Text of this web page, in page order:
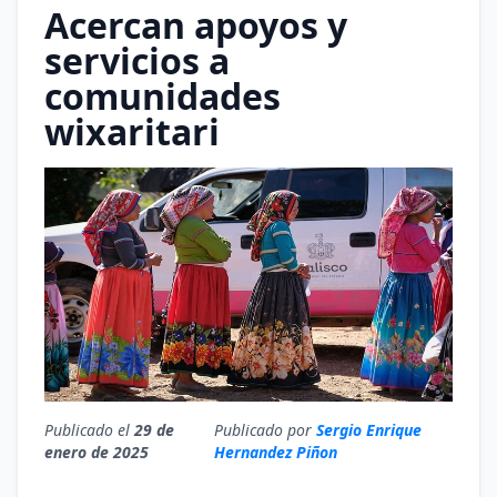
Acercan apoyos y
servicios a
comunidades
wixaritari
Publicado el29 de
enero de 2025
Publicado porSergio Enrique
Hernandez Piñon